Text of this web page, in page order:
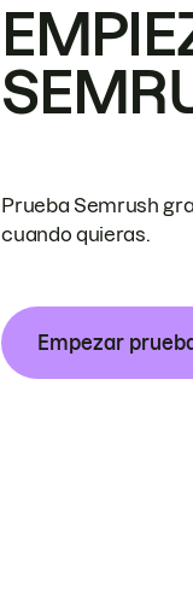
Prueba Semrush
cuando quieras.
Empezar